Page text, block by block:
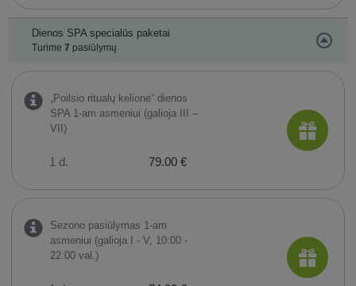
Dienos SPA specialūs paketai
Turime 7 pasiūlymų
„Poilsio ritualų kelionė“ dienos
SPA 1-am asmeniui (galioja III –
VII)
1 d. 79.00 €
Sezono pasiūlymas 1-am
asmeniui (galioja I - V, 10:00 -
22:00 val.)